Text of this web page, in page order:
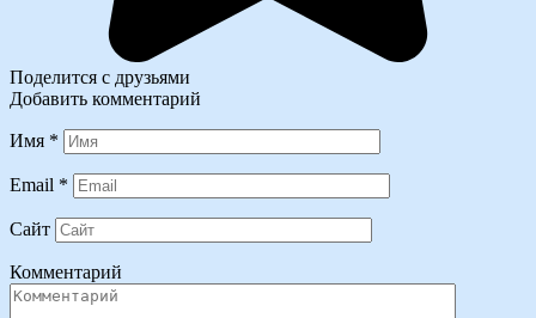
Поделится с друзьями
Добавить комментарий
Имя *
Email *
Сайт
Комментарий